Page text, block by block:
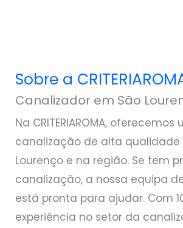
Sobre a
Canalizador em São
Na CRITERIAROMA,
canalização de alta qualidade
Lourenço e na região. Se tem
canalização, a nossa equipa
está pronta para ajudar. Com
experiência no setor da